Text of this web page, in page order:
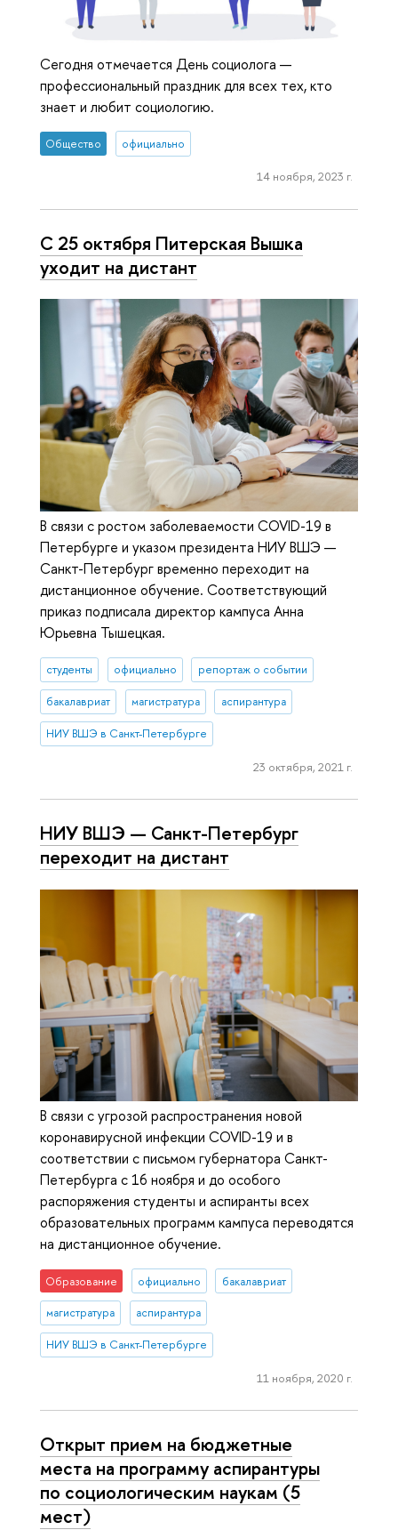
Сегодня отмечается День социолога —
профессиональный праздник для всех тех, кто
знает и любит социологию.
Общество официально
14 ноября, 2023 г.
C 25 октября Питерская Вышка
уходит на дистант
В связи с ростом заболеваемости COVID-19 в
Петербурге и указом президента НИУ ВШЭ —
Санкт-Петербург временно переходит на
дистанционное обучение. Соответствующий
приказ подписала директор кампуса Анна
Юрьевна Тышецкая.
студенты официально репортаж о событии
бакалавриат магистратура аспирантура
НИУ ВШЭ в Санкт-Петербурге
23 октября, 2021 г.
НИУ ВШЭ — Санкт-Петербург
переходит на дистант
В связи с угрозой распространения новой
коронавирусной инфекции COVID-19 и в
соответствии с письмом губернатора Санкт-
Петербурга с 16 ноября и до особого
распоряжения студенты и аспиранты всех
образовательных программ кампуса переводятся
на дистанционное обучение.
Образование официально бакалавриат
магистратура аспирантура
НИУ ВШЭ в Санкт-Петербурге
11 ноября, 2020 г.
Открыт прием на бюджетные
места на программу аспирантуры
по социологическим наукам (5
мест)